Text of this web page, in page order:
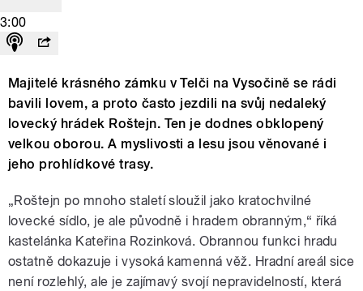
3:00
Majitelé krásného zámku v Telči na Vysočině se rádi
bavili lovem, a proto často jezdili na svůj nedaleký
lovecký hrádek Roštejn. Ten je dodnes obklopený
velkou oborou. A myslivosti a lesu jsou věnované i
jeho prohlídkové trasy.
„Roštejn po mnoho staletí sloužil jako kratochvilné
lovecké sídlo, je ale původně i hradem obranným,“ říká
kastelánka Kateřina Rozinková. Obrannou funkci hradu
ostatně dokazuje i vysoká kamenná věž. Hradní areál sice
není rozlehlý, ale je zajímavý svojí nepravidelností, která